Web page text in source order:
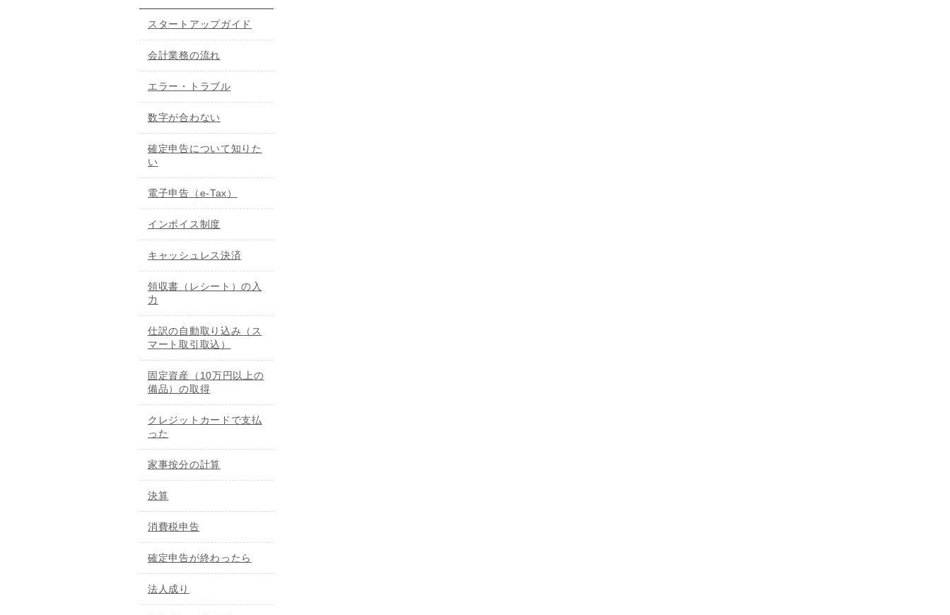
スタートアップガイド
会計業務の流れ
エラー・トラブル
数字が合わない
確定申告について知りた
い
電子申告（e-Tax）
インボイス制度
キャッシュレス決済
領収書（レシート）の入
力
仕訳の自動取り込み（ス
マート取引取込）
固定資産（10万円以上の
備品）の取得
クレジットカードで支払
った
家事按分の計算
決算
消費税申告
確定申告が終わったら
法人成り